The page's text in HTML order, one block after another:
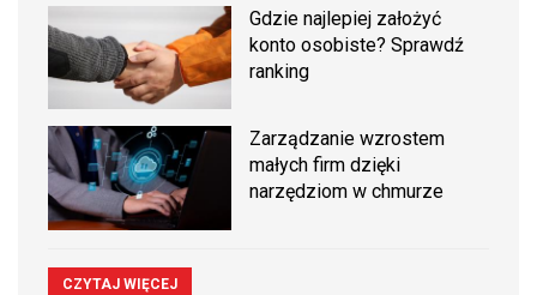
Gdzie najlepiej założyć
konto osobiste? Sprawdź
ranking
Zarządzanie wzrostem
małych firm dzięki
narzędziom w chmurze
CZYTAJ WIĘCEJ